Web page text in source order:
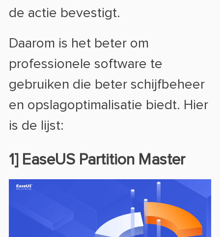
de actie bevestigt.
Daarom is het beter om
professionele software te
gebruiken die beter schijfbeheer
en opslagoptimalisatie biedt. Hier
is de lijst:
1] EaseUS Partition Master